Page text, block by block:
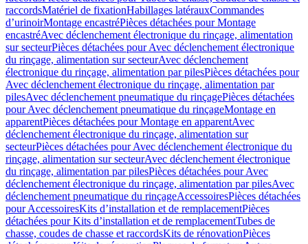
raccordsMatériel de fixationHabillages latérauxCommandes
dʼurinoirMontage encastréPièces détachées pour Montage
encastréAvec déclenchement électronique du rinçage, alimentation
sur secteurPièces détachées pour Avec déclenchement électronique
du rinçage, alimentation sur secteurAvec déclenchement
électronique du rinçage, alimentation par pilesPièces détachées pour
Avec déclenchement électronique du rinçage, alimentation par
pilesAvec déclenchement pneumatique du rinçagePièces détachées
pour Avec déclenchement pneumatique du rinçageMontage en
apparentPièces détachées pour Montage en apparentAvec
déclenchement électronique du rinçage, alimentation sur
secteurPièces détachées pour Avec déclenchement électronique du
rinçage, alimentation sur secteurAvec déclenchement électronique
du rinçage, alimentation par pilesPièces détachées pour Avec
déclenchement électronique du rinçage, alimentation par pilesAvec
déclenchement pneumatique du rinçageAccessoiresPièces détachées
pour AccessoiresKits d’installation et de remplacementPièces
détachées pour Kits d’installation et de remplacementTubes de
chasse, coudes de chasse et raccordsKits de rénovationPièces